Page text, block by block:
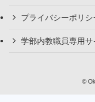
プライバシーポリシ
学部内教職員専用サ
©